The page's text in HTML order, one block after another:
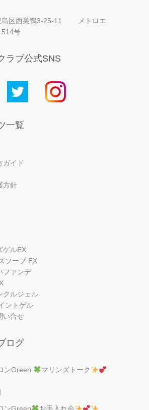
島区西巣鴨3-25-11 メトロエ
514号
ラブ公式SNS
一覧
ガイド
方針
ゲルEX
ソープ EX
ファンデ
クルジェル
ントゲル
い合せ
ログ
ンGreen マリンズトーク